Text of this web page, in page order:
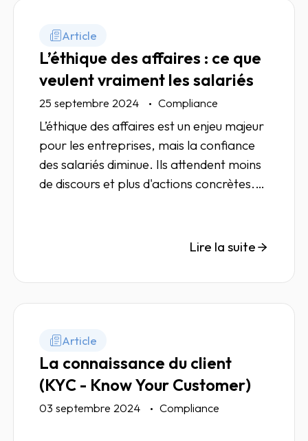
Article
L’éthique des affaires : ce que
veulent vraiment les salariés
25 septembre 2024 Compliance
L’éthique des affaires est un enjeu majeur
pour les entreprises, mais la confiance
des salariés diminue. Ils attendent moins
de discours et plus d'actions concrètes.
levier stratégique incontournable.
Lire la suite
Article
La connaissance du client
(KYC - Know Your Customer)
03 septembre 2024 Compliance